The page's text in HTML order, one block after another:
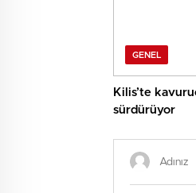
GENEL
Kilis’te
sürdürüyor